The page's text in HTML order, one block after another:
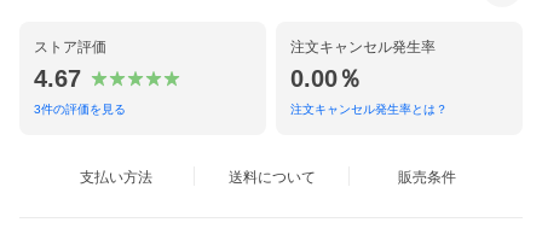
ストア評価
4.67
3件の評価を見る
注文キャンセル発生率
0.00％
注文キャンセル発生率とは？
支払い方法 送料について 販売条件